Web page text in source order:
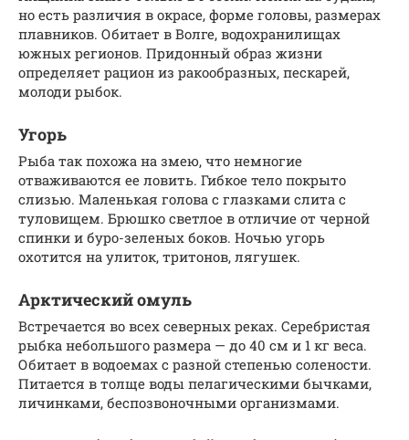
но есть различия в окрасе, форме головы, размерах
плавников. Обитает в Волге, водохранилищах
южных регионов. Придонный образ жизни
определяет рацион из ракообразных, пескарей,
молоди рыбок.
Угорь
Рыба так похожа на змею, что немногие
отваживаются ее ловить. Гибкое тело покрыто
слизью. Маленькая голова с глазками слита с
туловищем. Брюшко светлое в отличие от черной
спинки и буро-зеленых боков. Ночью угорь
охотится на улиток, тритонов, лягушек.
Арктический омуль
Встречается во всех северных реках. Серебристая
рыбка небольшого размера — до 40 см и 1 кг веса.
Обитает в водоемах с разной степенью солености.
Питается в толще воды пелагическими бычками,
личинками, беспозвоночными организмами.